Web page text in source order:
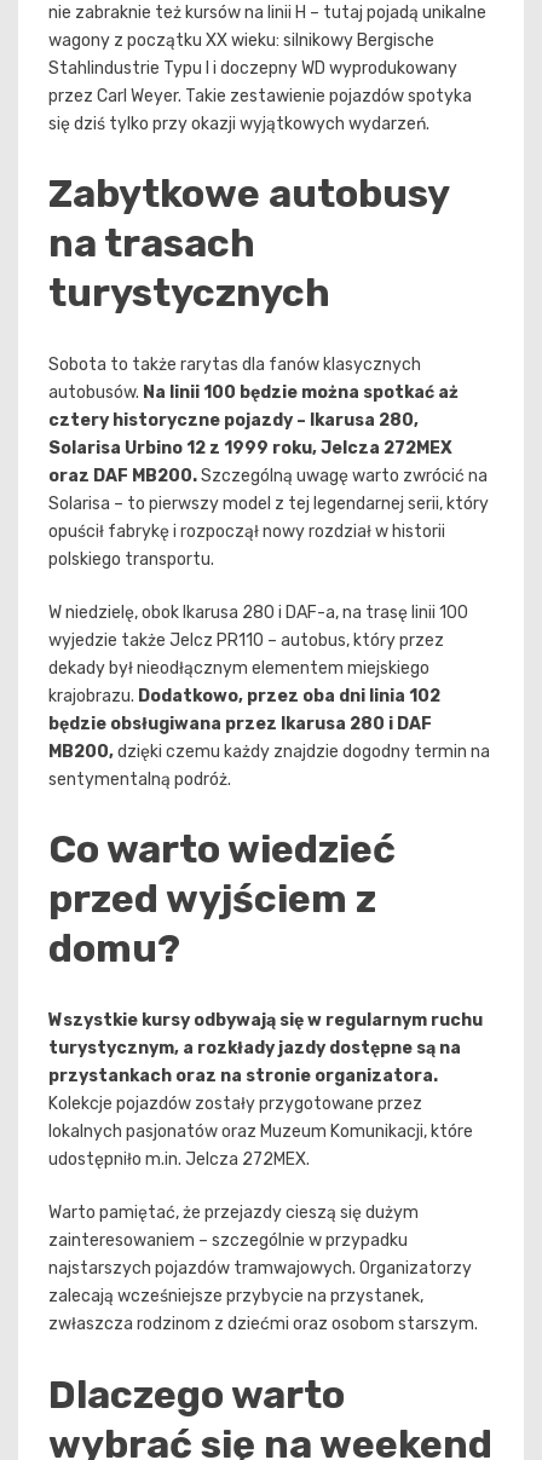
nie zabraknie też kursów na linii H – tutaj pojadą unikalne
wagony z początku XX wieku: silnikowy Bergische
Stahlindustrie Typu I i doczepny WD wyprodukowany
przez Carl Weyer. Takie zestawienie pojazdów spotyka
się dziś tylko przy okazji wyjątkowych wydarzeń.
Zabytkowe autobusy
na trasach
turystycznych
Sobota to także rarytas dla fanów klasycznych
autobusów. Na linii 100 będzie można spotkać aż
cztery historyczne pojazdy – Ikarusa 280,
Solarisa Urbino 12 z 1999 roku, Jelcza 272MEX
oraz DAF MB200.Szczególną uwagę warto zwrócić na
Solarisa – to pierwszy model z tej legendarnej serii, który
opuścił fabrykę i rozpoczął nowy rozdział w historii
polskiego transportu.
W niedzielę, obok Ikarusa 280 i DAF-a, na trasę linii 100
wyjedzie także Jelcz PR110 – autobus, który przez
dekady był nieodłącznym elementem miejskiego
krajobrazu. Dodatkowo, przez oba dni linia 102
będzie obsługiwana przez Ikarusa 280 i DAF
MB200,dzięki czemu każdy znajdzie dogodny termin na
sentymentalną podróż.
Co warto wiedzieć
przed wyjściem z
domu?
Wszystkie kursy odbywają się w regularnym ruchu
turystycznym, a rozkłady jazdy dostępne są na
przystankach oraz na stronie organizatora.
Kolekcje pojazdów zostały przygotowane przez
lokalnych pasjonatów oraz Muzeum Komunikacji, które
udostępniło m.in. Jelcza 272MEX.
Warto pamiętać, że przejazdy cieszą się dużym
zainteresowaniem – szczególnie w przypadku
najstarszych pojazdów tramwajowych. Organizatorzy
zalecają wcześniejsze przybycie na przystanek,
zwłaszcza rodzinom z dziećmi oraz osobom starszym.
Dlaczego warto
wybrać się na weekend